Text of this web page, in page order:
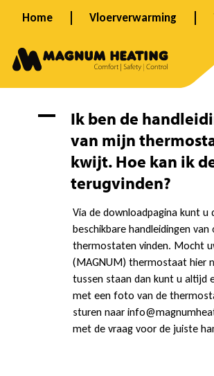
inhoud
Home Vloerverwarming
I
A
Ik ben de
van mijn
kwijt. Hoe kan ik
terugvinden?
Via de downloadpagina kunt u
beschikbare handleidingen van
thermostaten vinden. Mocht
(MAGNUM) thermostaat hier
tussen staan dan kunt u altijd
met een foto van de
sturen naar
met de vraag voor de juiste